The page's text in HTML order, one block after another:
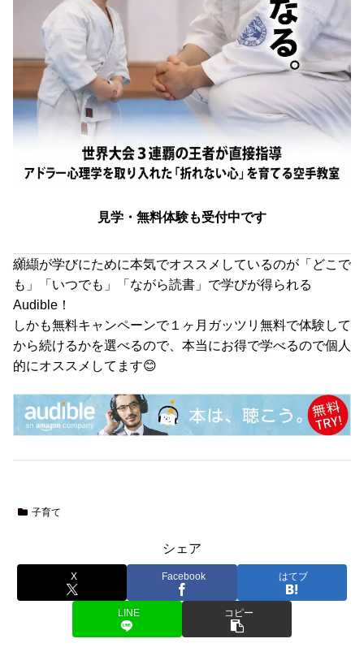
見学・無料体験も受付中です
纐纈が学びにために本気でオススメしているのが「どこで
も」「いつでも」「ながら読書」で学びが得られる
Audible！
しかも無料キャンペーンで１ヶ月ガッツリ無料で体験して
から続けるかを選べるので、本当にお得で学べるので個人
的にオススメしてます😊
子育て
シェア
X Facebook はてブ
LINE コピー